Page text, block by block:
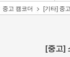
중고 캠코더
[기타] 중
[중고]